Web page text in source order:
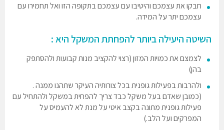
חבקו את עצמכם והיטיבו עם עצמכם בתקופה הזו ואל תחמירו עם
עצמכם יתר על המידה.
השיטה היעילה ביותר להפחתת המשקל היא :
לצמצם את כמויות המזון (רצוי להקציב מנות קבועות ולהסתפק
בהן)
ולהרבות בפעילות גופנית בכל צורותיה העיקר שתהנו ממנה .
(כמובן שאדם בעל משקל כבד צריך להפחית במשקל ולהתחיל עם
פעילות גופנית מתונה בקצב איטי על מנת לא להעמיס על
המפרקים ועל הלב.)